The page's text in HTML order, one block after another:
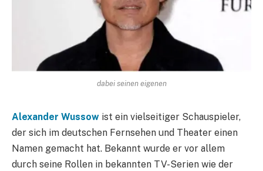
dabei seinen eigenen
Alexander Wussow ist ein vielseitiger Schauspieler,
der sich im deutschen Fernsehen und Theater einen
Namen gemacht hat. Bekannt wurde er vor allem
durch seine Rollen in bekannten TV-Serien wie der